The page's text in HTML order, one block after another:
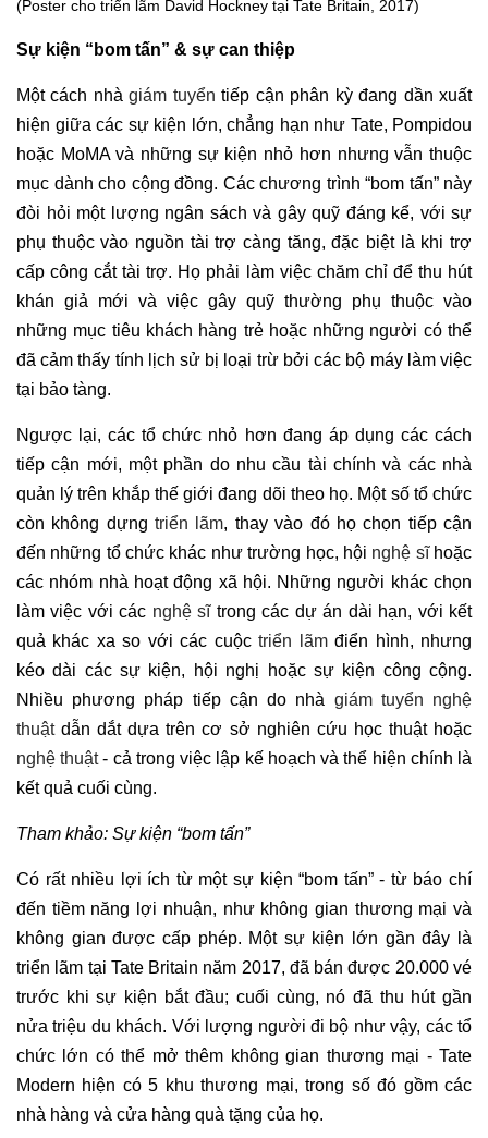
(Poster cho triển lãm David Hockney tại Tate Britain, 2017)
Sự kiện “bom tấn” & sự can thiệp
Một cách nhàgiám tuyển tiếp cận phân kỳ đang dần xuất
hiện giữa các sự kiện lớn, chẳng hạn như Tate, Pompidou
hoặc MoMA và những sự kiện nhỏ hơn nhưng vẫn thuộc
mục dành cho cộng đồng. Các chương trình “bom tấn” này
đòi hỏi một lượng ngân sách và gây quỹ đáng kể, với sự
phụ thuộc vào nguồn tài trợ càng tăng, đặc biệt là khi trợ
cấp công cắt tài trợ. Họ phải làm việc chăm chỉ để thu hút
khán giả mới và việc gây quỹ thường phụ thuộc vào
những mục tiêu khách hàng trẻ hoặc những người có thể
đã cảm thấy tính lịch sử bị loại trừ bởi các bộ máy làm việc
tại bảo tàng.
Ngược lại, các tổ chức nhỏ hơn đang áp dụng các cách
tiếp cận mới, một phần do nhu cầu tài chính và các nhà
quản lý trên khắp thế giới đang dõi theo họ. Một số tổ chức
còn không dựngtriển lãm, thay vào đó họ chọn tiếp cận
đến những tổ chức khác như trường học, hội nghệ sĩhoặc
các nhóm nhà hoạt động xã hội. Những người khác chọn
làm việc với các nghệ sĩtrong các dự án dài hạn, với kết
quả khác xa so với các cuộctriển lãmđiển hình, nhưng
kéo dài các sự kiện, hội nghị hoặc sự kiện công cộng.
Nhiều phương pháp tiếp cận do nhà giám tuyển nghệ
thuậtdẫn dắt dựa trên cơ sở nghiên cứu học thuật hoặc
nghệ thuật- cả trong việc lập kế hoạch và thể hiện chính là
kết quả cuối cùng.
Tham khảo: Sự kiện “bom tấn”
Có rất nhiều lợi ích từ một sự kiện “bom tấn” - từ báo chí
đến tiềm năng lợi nhuận, như không gian thương mại và
không gian được cấp phép. Một sự kiện lớn gần đây là
triển lãm tại Tate Britain năm 2017, đã bán được 20.000 vé
trước khi sự kiện bắt đầu; cuối cùng, nó đã thu hút gần
nửa triệu du khách. Với lượng người đi bộ như vậy, các tổ
chức lớn có thể mở thêm không gian thương mại - Tate
Modern hiện có 5 khu thương mại, trong số đó gồm các
nhà hàng và cửa hàng quà tặng của họ.